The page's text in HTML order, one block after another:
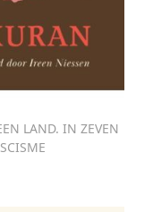
LAND. IN ZEVEN